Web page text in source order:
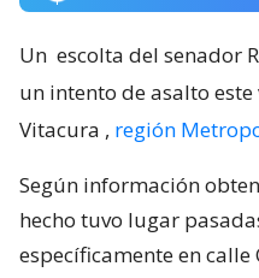
Un escolta del senador
un intento de asalto
Vitacura , región
Según información
hecho tuvo lugar
específicamente en calle